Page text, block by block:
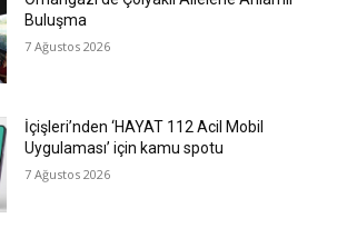
Buluşma
7 Ağustos 2026
İçişleri’nden ‘HAYAT 112 Acil Mobil
Uygulaması’ için kamu spotu
7 Ağustos 2026